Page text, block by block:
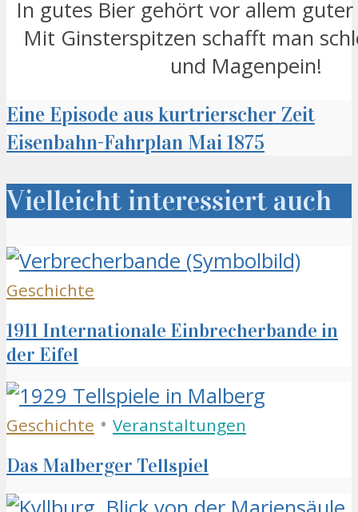
In gutes Bier gehört vor allem
Mit Ginsterspitzen schafft man
und Magenpein!
Eine Episode aus kurtrierscher Zeit
Eisenbahn-Fahrplan Mai 1875
Vielleicht interessiert auch
Geschichte
1911 Internationale Einbrecherbande in
der Eifel
Geschichte • Veranstaltungen
Das Malberger Tellspiel